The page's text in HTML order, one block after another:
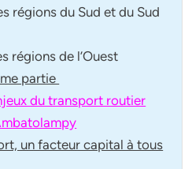
régions du Sud et du Sud
régions de l’Ouest
partie
du transport routier
un facteur capital à tous